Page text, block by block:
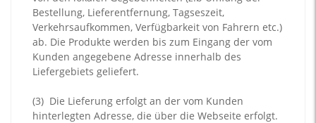
Bestellung, Lieferentfernung, Tagseszeit,
Verkehrsaufkommen, Verfügbarkeit von Fahrern etc.)
ab. Die Produkte werden bis zum Eingang der vom
Kunden angegebene Adresse innerhalb des
Liefergebiets geliefert.
(3) Die Lieferung erfolgt an der vom Kunden
hinterlegten Adresse, die über die Webseite erfolgt.